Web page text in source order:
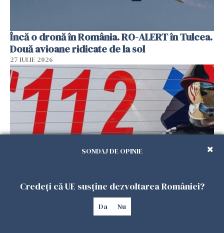
Încă o dronă în România. RO-ALERT în Tulcea.
Două avioane ridicate de la sol
27 IULIE 2026
Mobilizare în Buzău. Pompierii au efectuat
căutări, după ce un bărbat a anunțat la 112 că a
văzut un obiect luminos
SONDAJ DE OPINIE
Credeți că UE susține dezvoltarea României?
Da Nu